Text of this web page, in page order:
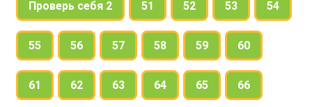
Проверь себя 2 51 52 53 54
55 56 57 58 59 60
61 62 63 64 65 66